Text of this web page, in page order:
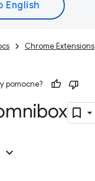
Chrome Extensions
pomocne?